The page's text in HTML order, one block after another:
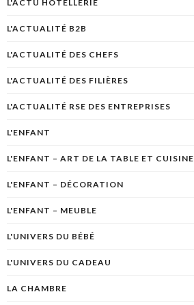
L'ACTU HÔTELLERIE
L'ACTUALITÉ B2B
L'ACTUALITÉ DES CHEFS
L'ACTUALITÉ DES FILIÈRES
L'ACTUALITÉ RSE DES ENTREPRISES
L'ENFANT
L'ENFANT – ART DE LA TABLE ET CUISINE
L'ENFANT – DÉCORATION
L'ENFANT – MEUBLE
L'UNIVERS DU BÉBÉ
L'UNIVERS DU CADEAU
LA CHAMBRE